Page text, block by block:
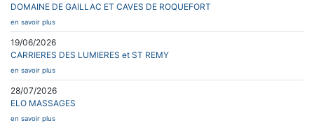
DOMAINE DE GAILLAC ET CAVES DE ROQUEFORT
en savoir plus
19/06/2026
CARRIERES DES LUMIERES et ST REMY
en savoir plus
28/07/2026
ELO MASSAGES
en savoir plus